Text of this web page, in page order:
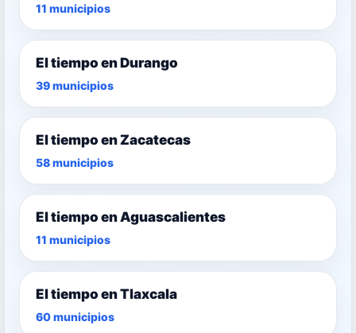
11 municipios
El tiempo en Durango
39 municipios
El tiempo en Zacatecas
58 municipios
El tiempo en Aguascalientes
11 municipios
El tiempo en Tlaxcala
60 municipios